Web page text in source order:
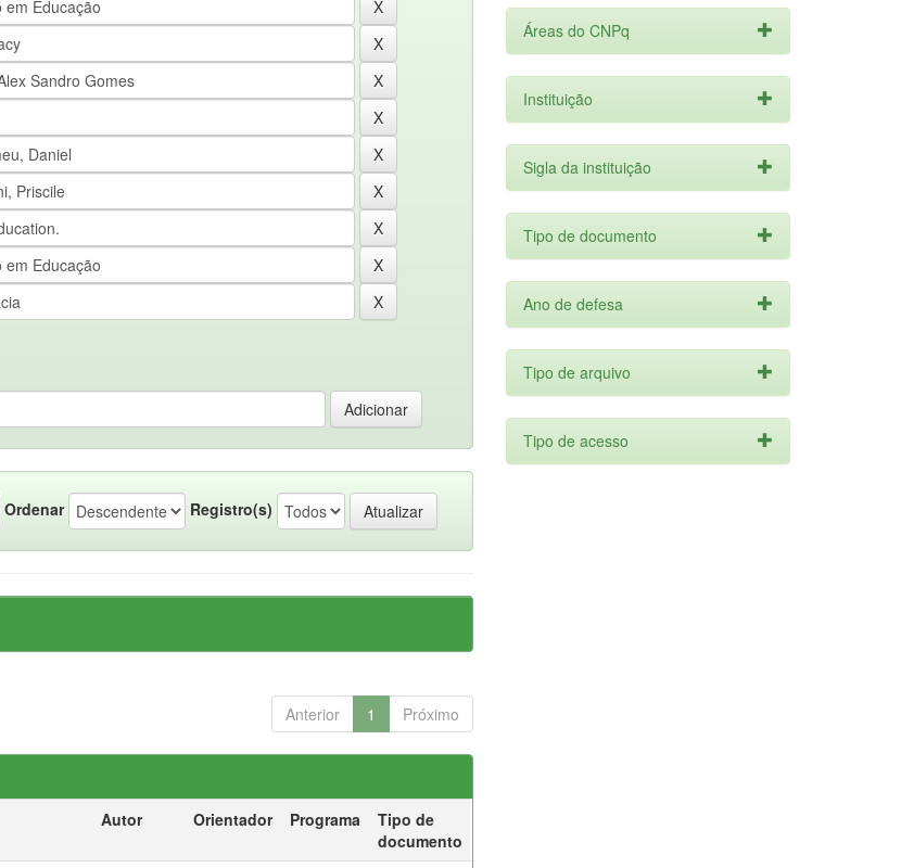
Ordenar Registro(s)
Anterior 1 Próximo
Autor Orientador Programa
Tipo de
documento
Áreas do CNPq
Instituição
Sigla da instituição
Tipo de documento
Ano de defesa
Tipo de arquivo
Tipo de acesso